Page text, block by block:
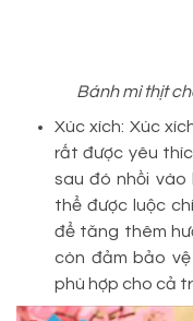
Bánh mì thịt
Xúc xích: Xúc
rất được yêu
sau đó nhồi vào
thể được luộc
để tăng thêm
còn đảm bảo vệ
phù hợp cho cả